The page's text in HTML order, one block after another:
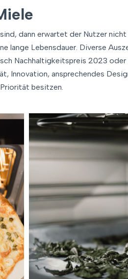
dann erwartet der Nutzer
lange Lebensdauer. Diverse
Nachhaltigkeitspreis 2023
Innovation, ansprechendes
besitzen.